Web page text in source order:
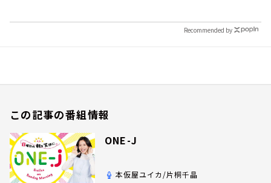
Recommended by
この記事の番組情報
ONE-J
本仮屋ユイカ/片桐千晶